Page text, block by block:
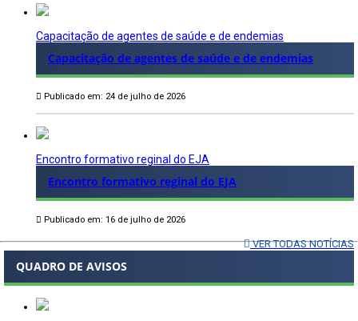
Capacitação de agentes de saúde e de endemias
Capacitação de agentes de saúde e de endemias
Publicado em: 24 de julho de 2026
Encontro formativo reginal do EJA
Encontro formativo reginal do EJA
Publicado em: 16 de julho de 2026
VER TODAS NOTÍCIAS
QUADRO DE AVISOS